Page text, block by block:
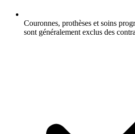
Couronnes, prothèses et soins
sont généralement exclus des